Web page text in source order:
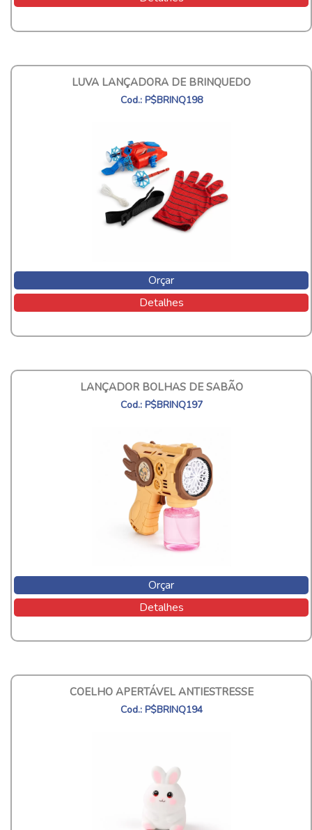
LUVA LANÇADORA DE BRINQUEDO
Cod.: P$BRINQ198
Orçar
Detalhes
LANÇADOR BOLHAS DE SABÃO
Cod.: P$BRINQ197
Orçar
Detalhes
COELHO APERTÁVEL ANTIESTRESSE
Cod.: P$BRINQ194